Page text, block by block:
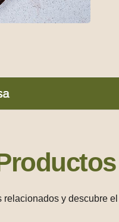
y descubre